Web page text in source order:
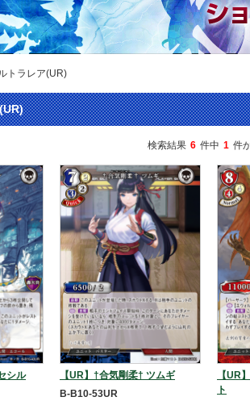
トラレア(UR)
検索結果 6 件中 1 件
シル
【UR】†合気剛柔† ツムギ
B-B10-53UR
【UR
ト